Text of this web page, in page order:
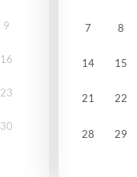
9
16
23
30
7 8
14 15
21 22
28 29